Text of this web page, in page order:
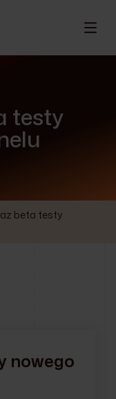
testy
beta testy
nowego